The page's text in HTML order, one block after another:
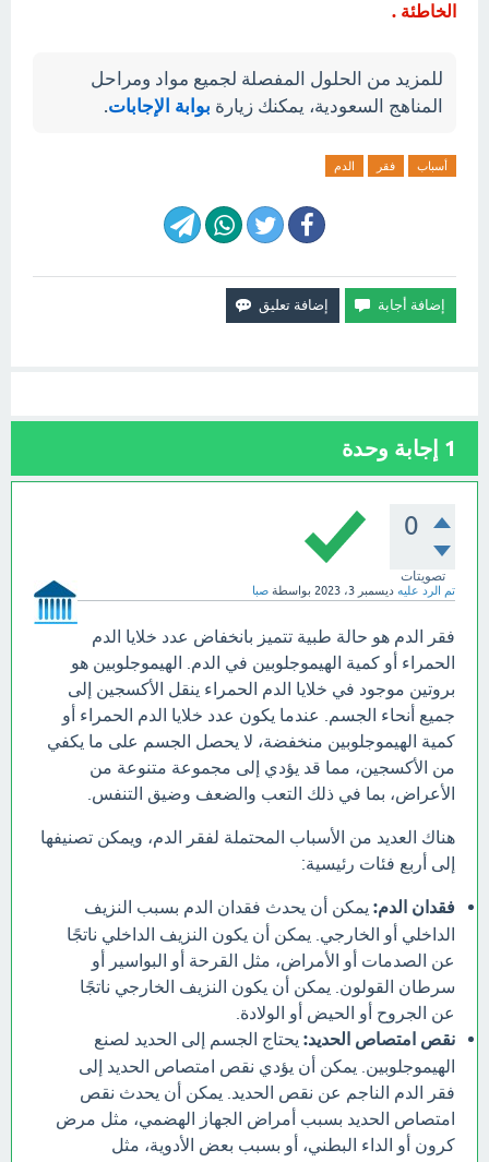
الخاطئة .
للمزيد من الحلول المفصلة لجميع مواد ومراحل
المناهج السعودية، يمكنك زيارة بوابة الإجابات.
أسباب فقر الدم
1 إجابة وحدة
0
تصويتات
تم الرد عليه ديسمبر 3، 2023 بواسطة صبا
فقر الدم هو حالة طبية تتميز بانخفاض عدد خلايا الدم
الحمراء أو كمية الهيموجلوبين في الدم. الهيموجلوبين هو
بروتين موجود في خلايا الدم الحمراء ينقل الأكسجين إلى
جميع أنحاء الجسم. عندما يكون عدد خلايا الدم الحمراء أو
كمية الهيموجلوبين منخفضة، لا يحصل الجسم على ما يكفي
من الأكسجين، مما قد يؤدي إلى مجموعة متنوعة من
الأعراض، بما في ذلك التعب والضعف وضيق التنفس.
هناك العديد من الأسباب المحتملة لفقر الدم، ويمكن تصنيفها
إلى أربع فئات رئيسية:
فقدان الدم: يمكن أن يحدث فقدان الدم بسبب النزيف
الداخلي أو الخارجي. يمكن أن يكون النزيف الداخلي ناتجًا
عن الصدمات أو الأمراض، مثل القرحة أو البواسير أو
سرطان القولون. يمكن أن يكون النزيف الخارجي ناتجًا
عن الجروح أو الحيض أو الولادة.
نقص امتصاص الحديد: يحتاج الجسم إلى الحديد لصنع
الهيموجلوبين. يمكن أن يؤدي نقص امتصاص الحديد إلى
فقر الدم الناجم عن نقص الحديد. يمكن أن يحدث نقص
امتصاص الحديد بسبب أمراض الجهاز الهضمي، مثل مرض
كرون أو الداء البطني، أو بسبب بعض الأدوية، مثل